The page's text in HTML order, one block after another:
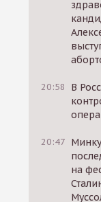
20:58
В
20:47
на